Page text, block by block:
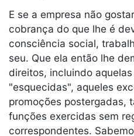
E se a empresa não
cobrança do que lhe é
consciência social,
seu. Que ela então lhe
direitos, incluindo
"esquecidas", aqueles
promoções postergadas,
funções exercidas sem
correspondentes.